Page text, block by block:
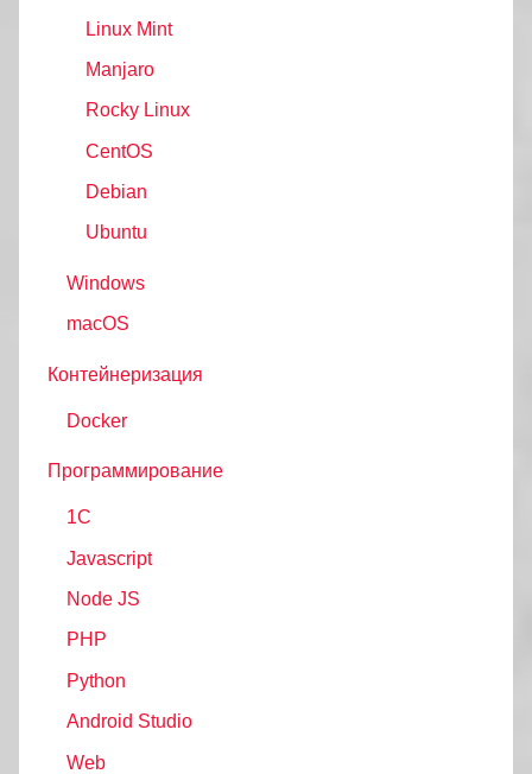
Linux Mint
Manjaro
Rocky Linux
CentOS
Debian
Ubuntu
Windows
macOS
Контейнеризация
Docker
Программирование
1C
Javascript
Node JS
PHP
Python
Android Studio
Web